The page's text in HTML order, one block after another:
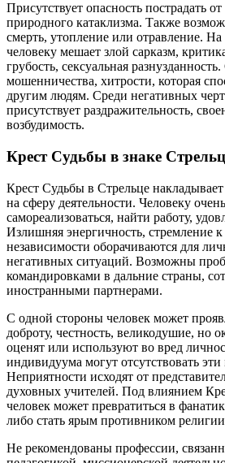
Присутствует опасность пострадать
природного катаклизма. Также
смерть, утопление или отравление. На
человеку мешает злой сарказм,
грубость, сексуальная
мошенничества, хитрости, которая
другим людям. Среди негативных черт
присутствует раздражительность,
возбудимость.
Крест Судьбы в знаке
Крест Судьбы в Стрельце
на сферу деятельности. Человеку
самореализоваться, найти работу,
Излишняя энергичность, стремление к
независимости оборачиваются для
негативных ситуаций. Возможны
командировками в дальние страны,
иностранными партнерами.
С одной стороны человек может
доброту, честность, великодушие, но
оценят или используют во вред
индивидуума могут отсутствовать эти
Неприятности исходят от
духовных учителей. Под влиянием
человек может превратиться в
либо стать ярым противником
Не рекомендованы профессии,